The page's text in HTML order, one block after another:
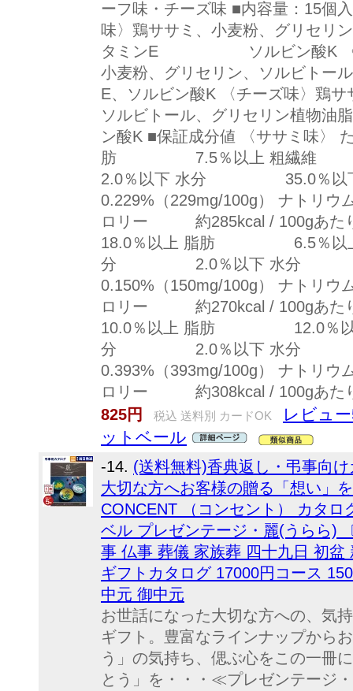
ーフ味・チーズ味 ■内容量：15個
味〉鶏ササミ、小麦粉、グリセリ
タミンE ソルビン酸K 〈ビ
小麦粉、グリセリン、ソル
E、ソルビン酸K 〈チーズ味〉鶏
ソルビトール、グリセリン
ン酸K ■保証成分値 〈ササミ味
肪 7.5％以上 粗繊
2.0％以下 水分 35.0
0.229%（229mg/100g） ナトリ
ロリー 約285kcal / 100gあた
18.0％以上 脂肪 6.5％以
分 2.0％以下 水分
0.150%（150mg/100g） ナトリ
ロリー 約270kcal / 100gあた
10.0％以上 脂肪 12.0％
分 2.0％以下 水分
0.393%（393mg/100g） ナトリ
ロリー 約308kcal / 100gあた
825円
税込 送料別 カードOK
レビュ
ットベール
-14. (送料無料)香典返し・弔事向
大切な方へお客様の贈る「想い」
CONCENT （コンセント） カタ
ベル プレゼンテージ・麗(うらら)
事 仏事 葬儀 家族葬 四十九日 初
ギフトカタログ 17000円コース
中元 御中元
お世話になった大切な方への、気
ギフト。豊富なラインナップから
う」の気持ち、偲ぶ心をこの一冊
とう」を・・・≪プレゼンテージ